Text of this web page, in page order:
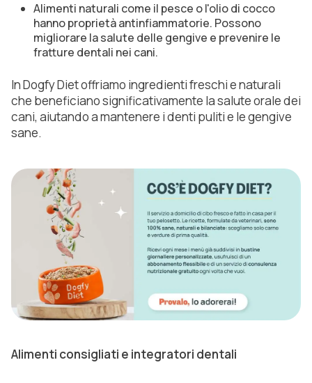
Alimenti naturali come il pesce o l'olio di cocco
hanno proprietà antinfiammatorie. Possono
migliorare la salute delle gengive e prevenire le
fratture dentali nei cani.
In Dogfy Diet offriamo ingredienti freschi e naturali
che beneficiano significativamente la salute orale dei
cani, aiutando a mantenere i denti puliti e le gengive
sane.
Alimenti consigliati e integratori dentali